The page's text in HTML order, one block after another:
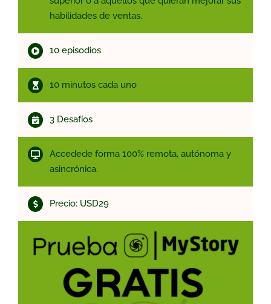
habilidades de ventas.
10 episodios
10 minutos cada uno
3 Desafíos
Accedede forma 100% remota, autónoma y
asincrónica.
Precio: USD29